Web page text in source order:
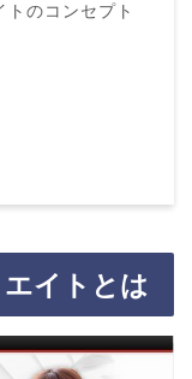
トのコンセプト
イトとは